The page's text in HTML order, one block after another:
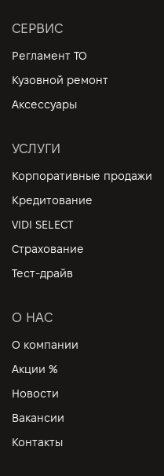
СЕРВИС
Регламент ТО
Кузовной ремонт
Аксессуары
УСЛУГИ
Корпоративные продажи
Кредитование
VIDI SELECT
Страхование
Тест-драйв
О НАС
О компании
Акции %
Новости
Вакансии
Контакты